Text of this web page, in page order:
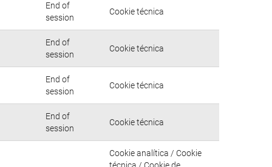
End of
session
Cookie técnica
End of
session
Cookie técnica
End of
session
Cookie técnica
End of
session
Cookie técnica
Cookie analítica / Cookie